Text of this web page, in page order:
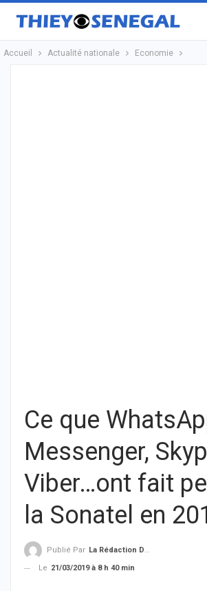
Accueil Actualité nationale Economie
Ce que
Messenger,
Viber…ont fait
la Sonatel en
Publié Par La Rédaction De THIEYSENEGAL.com
Le 21/03/2019 à 8 h 40 min